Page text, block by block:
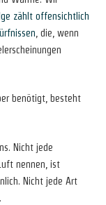
zählt offensichtlich
, die, wenn
benötigt, besteht
Nicht jede
nennen, ist
Nicht jede Art